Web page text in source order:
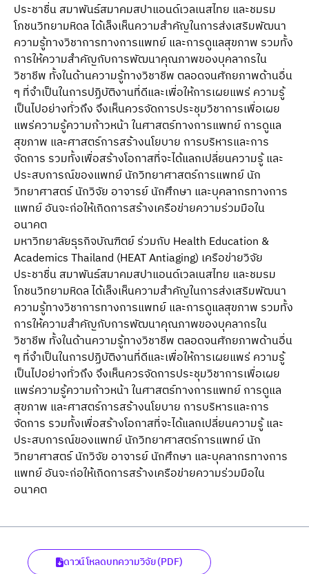
ประชาชื่น สมาพันธ์สมาคมสปาแอนด์เวลเนสไทย และชมรม
โภชนวิทยามหิดล ได้เล็งเห็นความสําคัญในการส่งเสริมพัฒนา
ความรู้ทางวิชาการทางการแพทย์ และการดูแลสุขภาพ รวมทั้ง
การให้ความสําคัญกับการพัฒนาคุณภาพของบุคลากรใน
วิชาชีพ ทั้งในด้านความรู้ทางวิชาชีพ ตลอดจนศักยภาพด้านอื่น
ๆ ที่จําเป็นในการปฏิบัติงานที่ดีและเพื่อให้การเผยแพร่ ความรู้
เป็นไปอย่างทั่วถึง จึงเห็นควรจัดการประชุมวิชาการเพื่อเผย
แพร่ความรู้ความก้าวหน้า ในศาสตร์ทางการแพทย์ การดูแล
สุขภาพ และศาสตร์การสร้างนโยบาย การบริหารและการ
จัดการ รวมทั้งเพื่อสร้างโอกาสที่จะได้แลกเปลี่ยนความรู้ และ
ประสบการณ์ของแพทย์ นักวิทยาศาสตร์การแพทย์ นัก
วิทยาศาสตร์ นักวิจัย อาจารย์ นักศึกษา และบุคลากรทางการ
แพทย์ อันจะก่อให้เกิดการสร้างเครือข่ายความร่วมมือใน
อนาคต
มหาวิทยาลัยธุรกิจบัณฑิตย์ ร่วมกับ Health Education &
Academics Thailand (HEAT Antiaging) เครือข่ายวิจัย
ประชาชื่น สมาพันธ์สมาคมสปาแอนด์เวลเนสไทย และชมรม
โภชนวิทยามหิดล ได้เล็งเห็นความสําคัญในการส่งเสริมพัฒนา
ความรู้ทางวิชาการทางการแพทย์ และการดูแลสุขภาพ รวมทั้ง
การให้ความสําคัญกับการพัฒนาคุณภาพของบุคลากรใน
วิชาชีพ ทั้งในด้านความรู้ทางวิชาชีพ ตลอดจนศักยภาพด้านอื่น
ๆ ที่จําเป็นในการปฏิบัติงานที่ดีและเพื่อให้การเผยแพร่ ความรู้
เป็นไปอย่างทั่วถึง จึงเห็นควรจัดการประชุมวิชาการเพื่อเผย
แพร่ความรู้ความก้าวหน้า ในศาสตร์ทางการแพทย์ การดูแล
สุขภาพ และศาสตร์การสร้างนโยบาย การบริหารและการ
จัดการ รวมทั้งเพื่อสร้างโอกาสที่จะได้แลกเปลี่ยนความรู้ และ
ประสบการณ์ของแพทย์ นักวิทยาศาสตร์การแพทย์ นัก
วิทยาศาสตร์ นักวิจัย อาจารย์ นักศึกษา และบุคลากรทางการ
แพทย์ อันจะก่อให้เกิดการสร้างเครือข่ายความร่วมมือใน
อนาคต
ดาวน์โหลดบทความวิจัย (PDF)